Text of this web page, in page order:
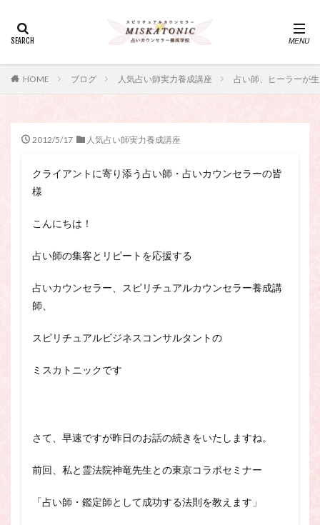
HOME ブログ 人気占い師実力養成講座 占い師、ヒーラーが
2012/5/17 人気占い師実力養成講座
クライアントに寄り添う占い師・占いカウンセラーの皆
様
こんにちは！
占い師の集客とリピートを応援する
占いカウンセラー、スピリチュアルカウンセラー養成講
師、
スピリチュアルビジネスコンサルタントの
ミスカトニックです
さて、早速ですが昨日のお話の続きをいたしますね。
前回、私と霊法院神竜先生との東京コラボセミナー
「占い師・鑑定師として成功する法則を教えます」
ー、占い師、占い師になりたい、占い講座
引き寄せの法則
心理療法
波動の法則
電話占い師
占い師になりたい
占いセラピー
スピリチュアル・セラピー
サイコセラピー
スピリチュアル・セッション
ー、スピリチュアルカウンセラー、スピリチュアル講座、占い
スピリチュアル講座
パワースポット